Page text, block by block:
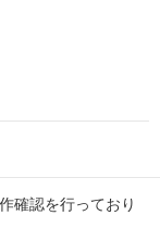
確認を行っており